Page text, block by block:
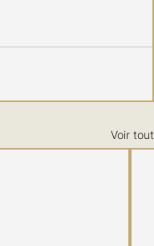
Voir tout